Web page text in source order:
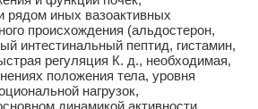
рядом иных вазоактивных
происхождения (альдостерон,
интестинальный пептид, гистамин,
регуляция К. д., необходимая,
положения тела, уровня
нагрузок,
динамикой активности